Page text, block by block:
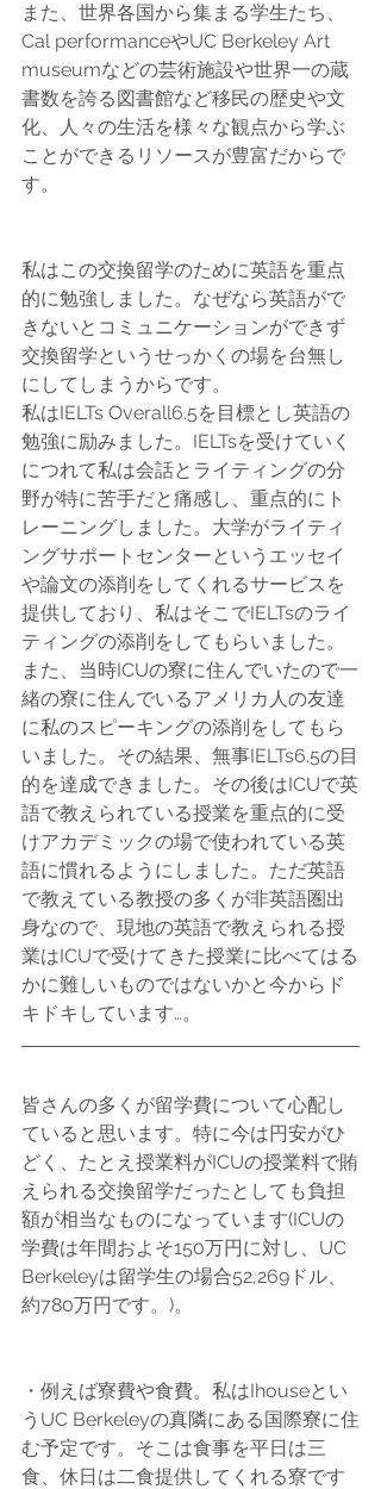
また、世界各国から集まる学生たち、
Cal performanceやUC Berkeley Art
museumなどの芸術施設や世界一の蔵
書数を誇る図書館など移民の歴史や文
化、人々の生活を様々な観点から学ぶ
ことができるリソースが豊富だからで
す。
私はこの交換留学のために英語を重点
的に勉強しました。なぜなら英語がで
きないとコミュニケーションができず
交換留学というせっかくの場を台無し
にしてしまうからです。
私はIELTs Overall6.5を目標とし英語の
勉強に励みました。IELTsを受けていく
につれて私は会話とライティングの分
野が特に苦手だと痛感し、重点的にト
レーニングしました。大学がライティ
ングサポートセンターというエッセイ
や論文の添削をしてくれるサービスを
提供しており、私はそこでIELTsのライ
ティングの添削をしてもらいました。
また、当時ICUの寮に住んでいたので一
緒の寮に住んでいるアメリカ人の友達
に私のスピーキングの添削をしてもら
いました。その結果、無事IELTs6.5の目
的を達成できました。その後はICUで英
語で教えられている授業を重点的に受
けアカデミックの場で使われている英
語に慣れるようにしました。ただ英語
で教えている教授の多くが非英語圏出
身なので、現地の英語で教えられる授
業はICUで受けてきた授業に比べてはる
かに難しいものではないかと今からド
キドキしています…。
皆さんの多くが留学費について心配し
ていると思います。特に今は円安がひ
どく、たとえ授業料がICUの授業料で賄
えられる交換留学だったとしても負担
額が相当なものになっています(ICUの
学費は年間およそ150万円に対し、UC
Berkeleyは留学生の場合52,269ドル、
約780万円です。)。
・例えば寮費や食費。私はIhouseとい
うUC Berkeleyの真隣にある国際寮に住
む予定です。そこは食事を平日は三
食、休日は二食提供してくれる寮です